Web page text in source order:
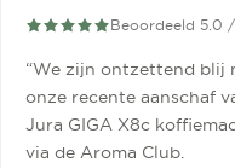
Beoordeeld 5.0
“We zijn ontzettend blij
onze recente aanschaf
Jura GIGA X8c
via de Aroma Club.